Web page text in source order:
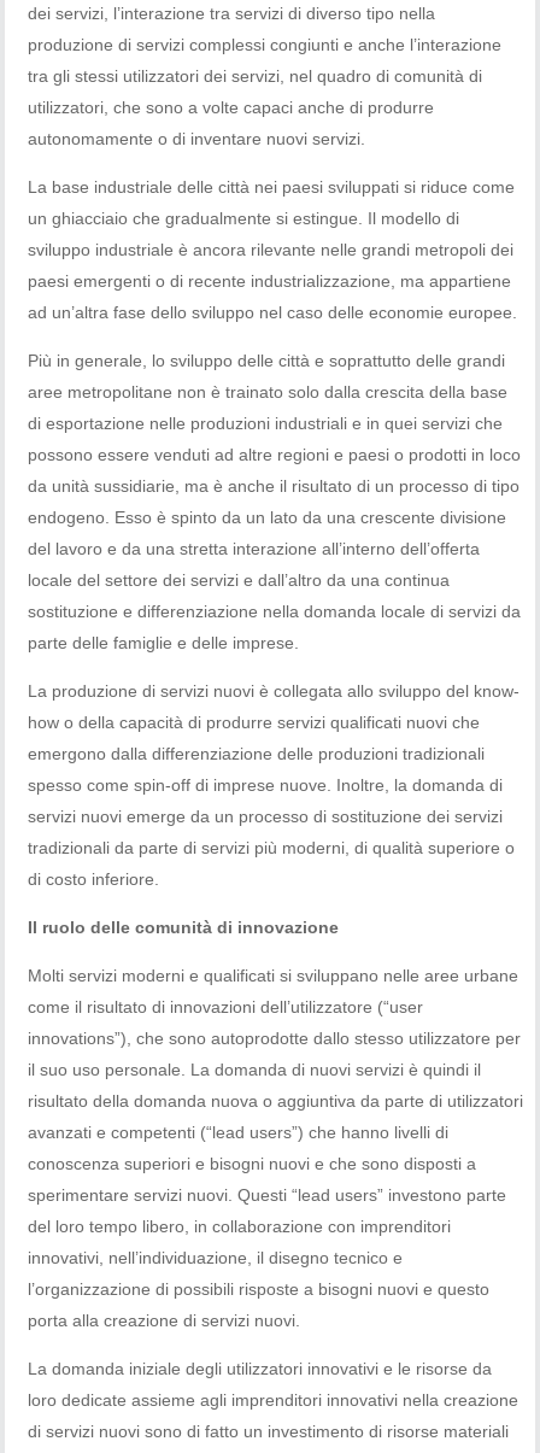
dei servizi, l’interazione tra servizi di diverso tipo nella
produzione di servizi complessi congiunti e anche l’interazione
tra gli stessi utilizzatori dei servizi, nel quadro di comunità di
utilizzatori, che sono a volte capaci anche di produrre
autonomamente o di inventare nuovi servizi.
La base industriale delle città nei paesi sviluppati si riduce come
un ghiacciaio che gradualmente si estingue. Il modello di
sviluppo industriale è ancora rilevante nelle grandi metropoli dei
paesi emergenti o di recente industrializzazione, ma appartiene
ad un’altra fase dello sviluppo nel caso delle economie europee.
Più in generale, lo sviluppo delle città e soprattutto delle grandi
aree metropolitane non è trainato solo dalla crescita della base
di esportazione nelle produzioni industriali e in quei servizi che
possono essere venduti ad altre regioni e paesi o prodotti in loco
da unità sussidiarie, ma è anche il risultato di un processo di tipo
endogeno. Esso è spinto da un lato da una crescente divisione
del lavoro e da una stretta interazione all’interno dell’offerta
locale del settore dei servizi e dall’altro da una continua
sostituzione e differenziazione nella domanda locale di servizi da
parte delle famiglie e delle imprese.
La produzione di servizi nuovi è collegata allo sviluppo del know-
how o della capacità di produrre servizi qualificati nuovi che
emergono dalla differenziazione delle produzioni tradizionali
spesso come spin-off di imprese nuove. Inoltre, la domanda di
servizi nuovi emerge da un processo di sostituzione dei servizi
tradizionali da parte di servizi più moderni, di qualità superiore o
di costo inferiore.
Il ruolo delle comunità di innovazione
Molti servizi moderni e qualificati si sviluppano nelle aree urbane
come il risultato di innovazioni dell’utilizzatore (“user
innovations”), che sono autoprodotte dallo stesso utilizzatore per
il suo uso personale. La domanda di nuovi servizi è quindi il
risultato della domanda nuova o aggiuntiva da parte di utilizzatori
avanzati e competenti (“lead users”) che hanno livelli di
conoscenza superiori e bisogni nuovi e che sono disposti a
sperimentare servizi nuovi. Questi “lead users” investono parte
del loro tempo libero, in collaborazione con imprenditori
innovativi, nell’individuazione, il disegno tecnico e
l’organizzazione di possibili risposte a bisogni nuovi e questo
porta alla creazione di servizi nuovi.
La domanda iniziale degli utilizzatori innovativi e le risorse da
loro dedicate assieme agli imprenditori innovativi nella creazione
di servizi nuovi sono di fatto un investimento di risorse materiali